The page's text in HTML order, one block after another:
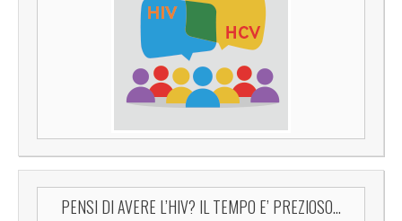
PENSI DI AVERE L’HIV? IL TEMPO E’ PREZIOSO…